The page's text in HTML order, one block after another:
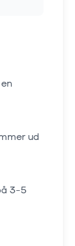
ud
3-5